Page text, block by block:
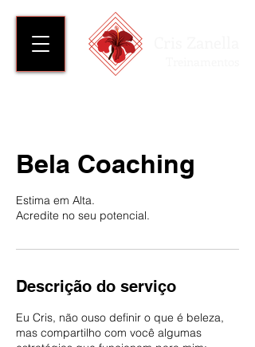
Bela Coaching
Estima em Alta.
Acredite no seu potencial.
Descrição do serviço
Eu Cris, não ouso definir o que é beleza,
mas compartilho com você algumas